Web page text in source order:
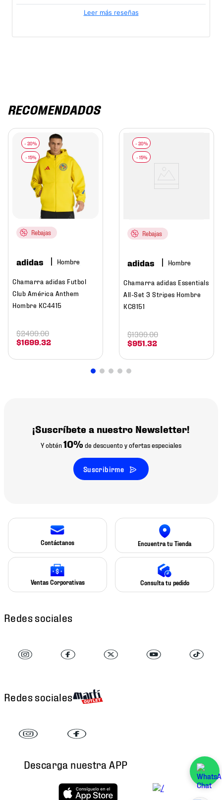
Leer más reseñas
RECOMENDADOS
Rebajas
adidas Hombre
Chamarra adidas Futbol
Club América Anthem
Hombre KC4415
$1699 32
$2499.00
Rebajas
adidas Hombre
Chamarra adidas Essentials
All-Set 3 Stripes Hombre
KC8151
$951 32
$1399.00
¡Suscríbete a nuestro Newsletter!
Y obtén10% de descuento y ofertas especiales
Suscribirme
Contáctanos Encuentra tu Tienda
Ventas Corporativas Consulta tu pedido
Redes sociales
Redes sociales
Descarga nuestra APP